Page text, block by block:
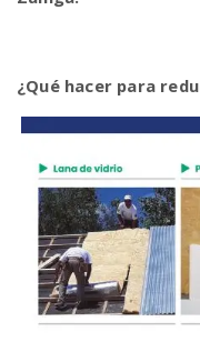
¿Qué hacer para